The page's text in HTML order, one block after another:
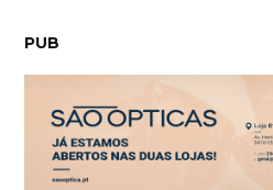
PUB
MAIS
Faleceu António Vieira
VISTAS
Em Angola há 17 anos, Ana